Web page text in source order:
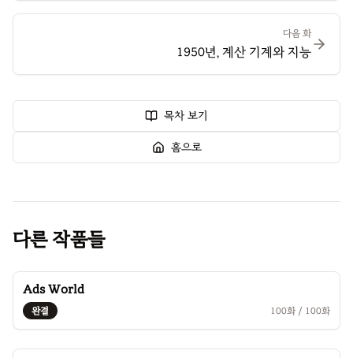
다음 화
1950년, 계산 기계와 지능
목차 보기
홈으로
다른 작품들
Ads World
완결 100화 / 100화